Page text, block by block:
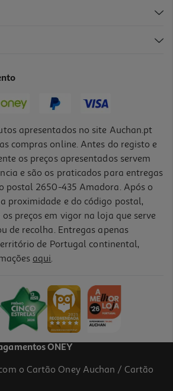
Ancor Amarelo 32x25x15cm
apresentados no site Auchan.pt
compras online. Antes do registo e
os preços apresentados servem
e são os praticados para entregas
postal 2650-435 Amadora. Após o
proximidade e do código postal,
preços em vigor na loja que serve
de recolha. Entregas apenas
de Portugal continental,
aqui.
ONEY
o Cartão Oney Auchan / Cartão